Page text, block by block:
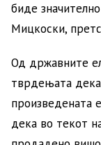
биде
Мицкоски,
Од државните
тврдењата
произведената
дека во текот